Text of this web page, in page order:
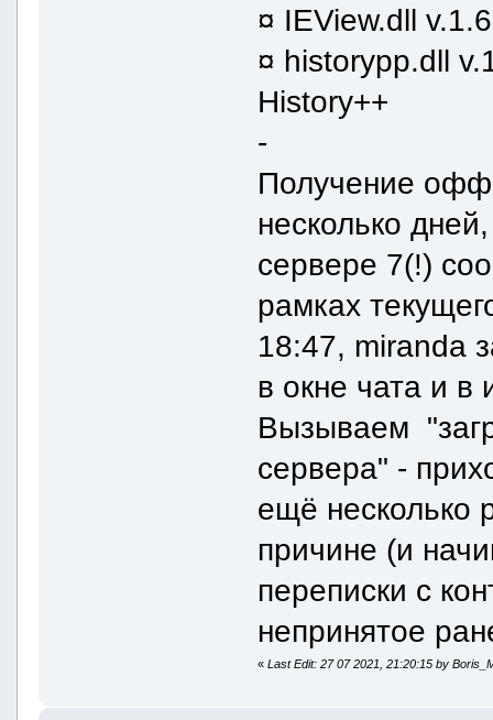
¤ IEView.dll
¤ historypp.dll
History++
-
Получение
несколько
сервере 7(!)
рамках
18:47, miranda
в окне чата и в
Вызываем
сервера" -
ещё несколько
причине (и
переписки с
непринятое
«Last Edit: 27 07 2021, 21:20:15 by